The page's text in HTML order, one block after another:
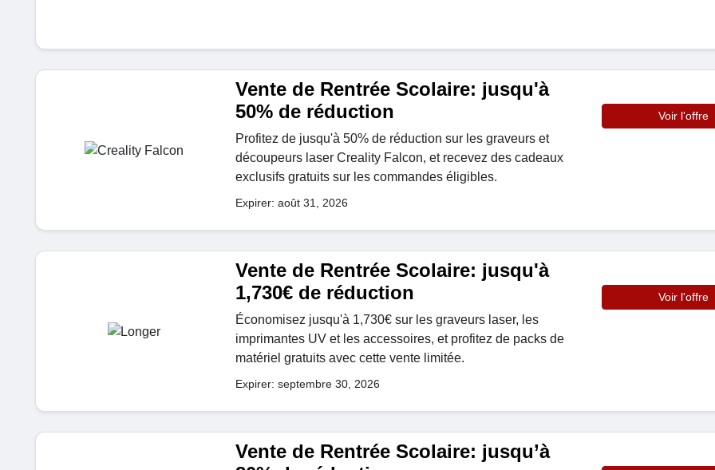
Vente de Rentrée Scolaire: jusqu'à
50% de réduction
Profitez de jusqu'à 50% de réduction sur les graveurs et
découpeurs laser Creality Falcon, et recevez des cadeaux
exclusifs gratuits sur les commandes éligibles.
Expirer: août 31, 2026
Voir l'offre
Vente de Rentrée Scolaire: jusqu'à
1,730€ de réduction
Économisez jusqu'à 1,730€ sur les graveurs laser, les
imprimantes UV et les accessoires, et profitez de packs de
matériel gratuits avec cette vente limitée.
Expirer: septembre 30, 2026
Voir l'offre
Vente de Rentrée Scolaire: jusqu’à